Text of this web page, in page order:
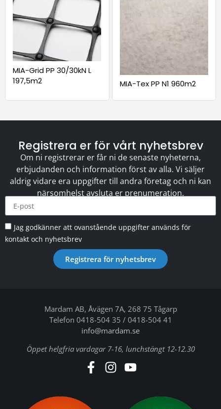
MIA-Grid PP 30/30kN L
197,5m2
MIA-Tex PP N1 960m2
Registrera er för vårt nyhetsbrev
Om ni registrerar er får ni de senaste nyheterna,
erbjudanden och information först av alla. Vi säljer
aldrig vidare era uppgifter till andra företag och ni kan
närsomhelst avsluta er prenumeration.
Jag godkänner att ovanstående uppgifter används för
kontakt och nyhetsbrev
Registrera för nyhetsbrev
Mardam AB, Åvägen 7A, 268 75 Tågarp
Telefon 0418-504 35 / 0418-504 41
info@mardam.se
Öppet helgfria vardagar 7-16, lunchstängt 12-12.30